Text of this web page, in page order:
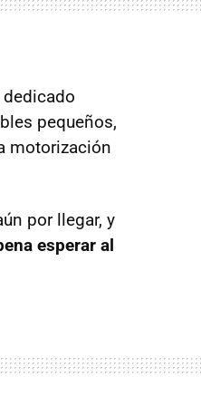
pequeños,
motorización
por llegar, y
esperar al